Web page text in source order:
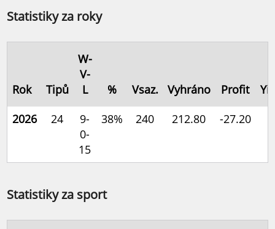
Statistiky za roky
Rok Tipů
W-
V-
L
% Vsaz. Vyhráno Profit
2026
24
9-
0-
15
38% 240 212.80 -27.20
Statistiky za sport